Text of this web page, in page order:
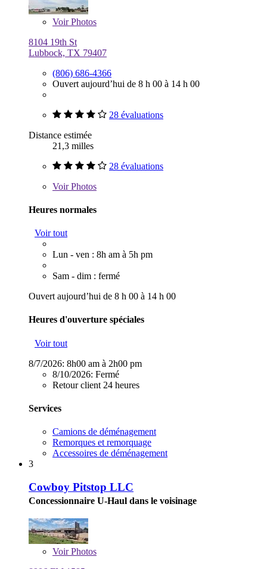
VoirPhotos
8104 19th St
Lubbock, TX 79407
(806) 686-4366
Ouvert aujourd’hui de 8 h 00 à 14 h 00
28 évaluations
Distance estimée
21,3 milles
28 évaluations
VoirPhotos
Heures normales
Voir tout
Lun - ven : 8h am à 5h pm
Sam - dim : fermé
Ouvert aujourd’hui de 8 h 00 à 14 h 00
Heures d'ouverture spéciales
Voir tout
8/7/2026: 8h00 am à 2h00 pm
8/10/2026: Fermé
Retour client 24 heures
Services
Camions de déménagement
Remorques et remorquage
Accessoires de déménagement
3
Cowboy Pitstop LLC
Concessionnaire U-Haul dans le voisinage
VoirPhotos